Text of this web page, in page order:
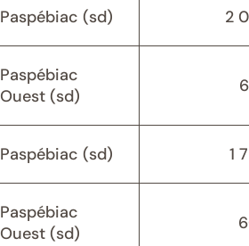
Paspébiac (sd) 2
Paspébiac
Ouest (sd)
Paspébiac (sd) 1
Paspébiac
Ouest (sd)